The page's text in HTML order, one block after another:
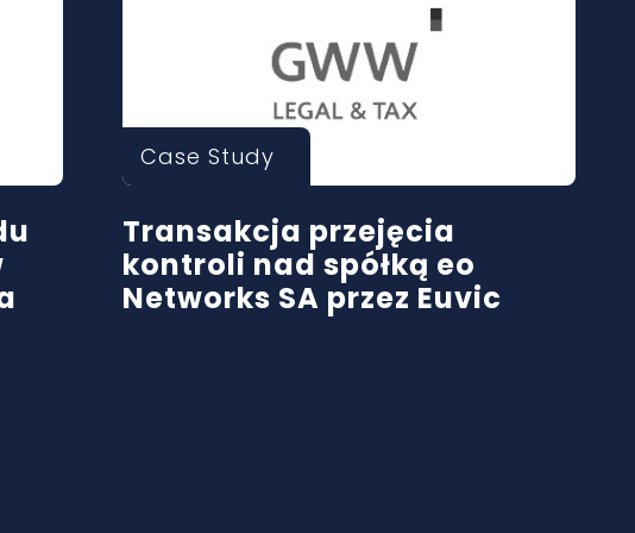
Case Study
Transakcja przejęcia
kontroli nad spółką eo
Networks SA przez Euvic